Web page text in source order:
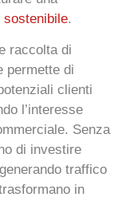
sostenibile.
raccolta di
permette di
clienti
l’interesse
Senza
di investire
traffico
in